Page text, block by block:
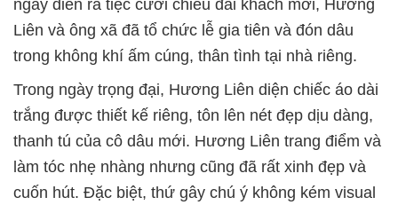
ngày diễn ra tiệc cưới chiêu đãi khách mời, Hương
Liên và ông xã đã tổ chức lễ gia tiên và đón dâu
trong không khí ấm cúng, thân tình tại nhà riêng.
Trong ngày trọng đại, Hương Liên diện chiếc áo dài
trắng được thiết kế riêng, tôn lên nét đẹp dịu dàng,
thanh tú của cô dâu mới. Hương Liên trang điểm và
làm tóc nhẹ nhàng nhưng cũng đã rất xinh đẹp và
cuốn hút. Đặc biệt, thứ gây chú ý không kém visual